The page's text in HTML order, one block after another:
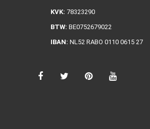
KVK: 78323290
BTW: BE0752679022
IBAN: NL52 RABO 0110 0615 27